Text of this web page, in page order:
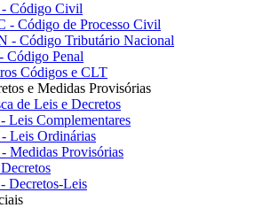
Código Civil
- Código de Processo Civil
- Código Tributário Nacional
Código Penal
Códigos e CLT
e Medidas Provisórias
de Leis e Decretos
Leis Complementares
Leis Ordinárias
Medidas Provisórias
Decretos-Leis